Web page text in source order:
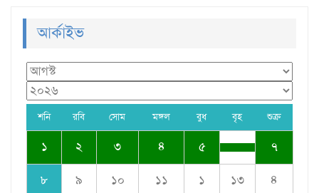
আর্কাইভ
শনি রবি সোম মঙ্গল বুধ বৃহ শুক্র
১ ২ ৩ ৪ ৫ ৭
৮ ৯ ১০ ১১ ১ ১৩ ৪